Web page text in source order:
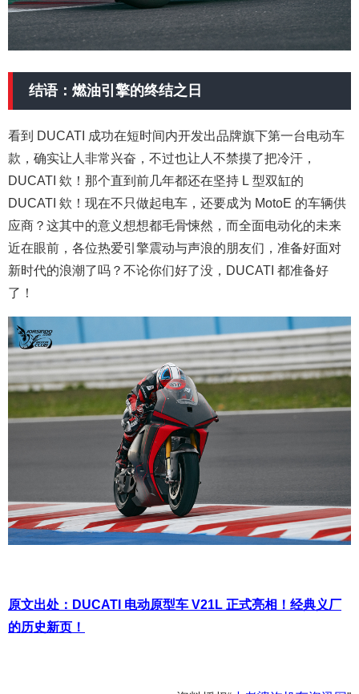
结语：燃油引擎的终结之日
看到 DUCATI 成功在短时间内开发出品牌旗下第一台电动车
款，确实让人非常兴奋，不过也让人不禁摸了把冷汗，
DUCATI 欸！那个直到前几年都还在坚持 L 型双缸的
DUCATI 欸！现在不只做起电车，还要成为 MotoE 的车辆供
应商？这其中的意义想想都毛骨悚然，而全面电动化的未来
近在眼前，各位热爱引擎震动与声浪的朋友们，准备好面对
新时代的浪潮了吗？不论你们好了没，DUCATI 都准备好
了！
原文出处：DUCATI 电动原型车 V21L 正式亮相！经典义厂
的历史新页！